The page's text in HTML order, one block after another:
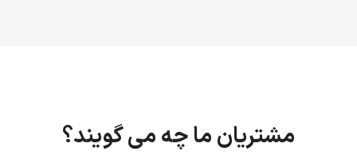
مشتریان ما چه می گویند؟